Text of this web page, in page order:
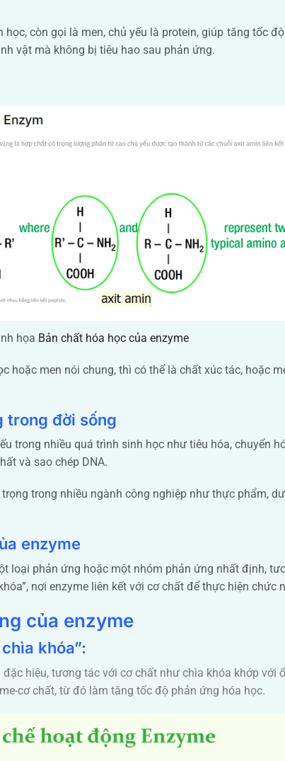
học, còn gọi là men, chủ yếu là protein, giúp tăng tốc
vật mà không bị tiêu hao sau phản ứng.
họa Bản chất hóa học của enzyme
hoặc men nói chung, thì có thể là chất xúc tác, hoặc
trong đời sống
trong nhiều quá trình sinh học như tiêu hóa, chuyển
và sao chép DNA.
trong nhiều ngành công nghiệp như thực phẩm,
enzyme
loại phản ứng hoặc một nhóm phản ứng nhất định,
nơi enzyme liên kết với cơ chất để thực hiện chức
của enzyme
khóa”:
hiệu, tương tác với cơ chất như chìa khóa khớp với ổ
cơ chất, từ đó làm tăng tốc độ phản ứng hóa học.